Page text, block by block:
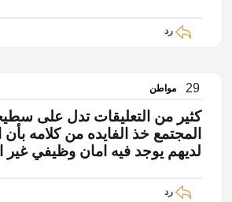
رد
29 مواطن
كثير من التعليقات تدل على
المجتمع خذ الفايده من كلامه
لديهم يوجد فيه امان وظيفي غير
رد